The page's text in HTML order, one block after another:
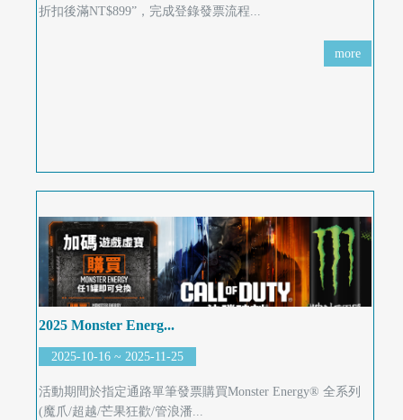
折扣後滿NT$899”，完成登錄發票流程...
more
2025 Monster Energ...
2025-10-16 ~ 2025-11-25
活動期間於指定通路單筆發票購買Monster Energy® 全系列
(魔爪/超越/芒果狂歡/管浪潘...